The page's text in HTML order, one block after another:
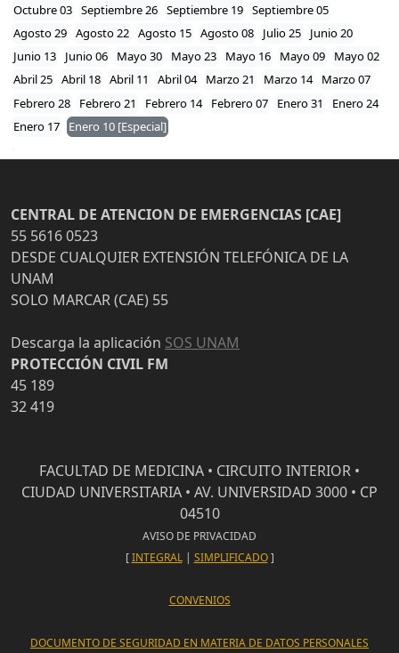
Octubre 03 Septiembre 26 Septiembre 19 Septiembre 05
Agosto 29 Agosto 22 Agosto 15 Agosto 08 Julio 25
Junio 20
Junio 13
Junio 06 Mayo 30 Mayo 23 Mayo 16 Mayo 09
Mayo 02
Abril 25 Abril 18 Abril 11 Abril 04 Marzo 21 Marzo 14
Marzo 07
Febrero 28
Febrero 21 Febrero 14 Febrero 07 Enero 31
Enero 24
Enero 17
Enero 10 [Especial]
CENTRAL DE ATENCION DE EMERGENCIAS [CAE]
55 5616 0523
DESDE CUALQUIER EXTENSIÓN TELEFÓNICA DE LA
UNAM
SOLO MARCAR (CAE) 55
Descarga la aplicación SOS UNAM
PROTECCIÓN CIVIL FM
45 189
32 419
FACULTAD DE MEDICINA • CIRCUITO INTERIOR •
CIUDAD UNIVERSITARIA • AV. UNIVERSIDAD 3000 • CP
04510
AVISO DE PRIVACIDAD
[INTEGRAL| SIMPLIFICADO]
CONVENIOS
DOCUMENTO DE SEGURIDAD EN MATERIA DE DATOS PERSONALES